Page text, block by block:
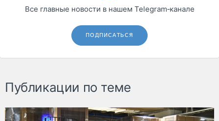
Все главные новости в нашем Telegram‑канале
ПОДПИСАТЬСЯ
Публикации по теме